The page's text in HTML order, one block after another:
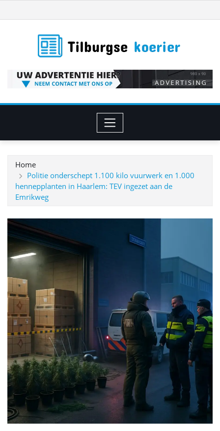
naar
Home
Politie onderschept 1.100 kilo vuurwerk en 1.000
hennepplanten in Haarlem: TEV ingezet aan de
Emrikweg